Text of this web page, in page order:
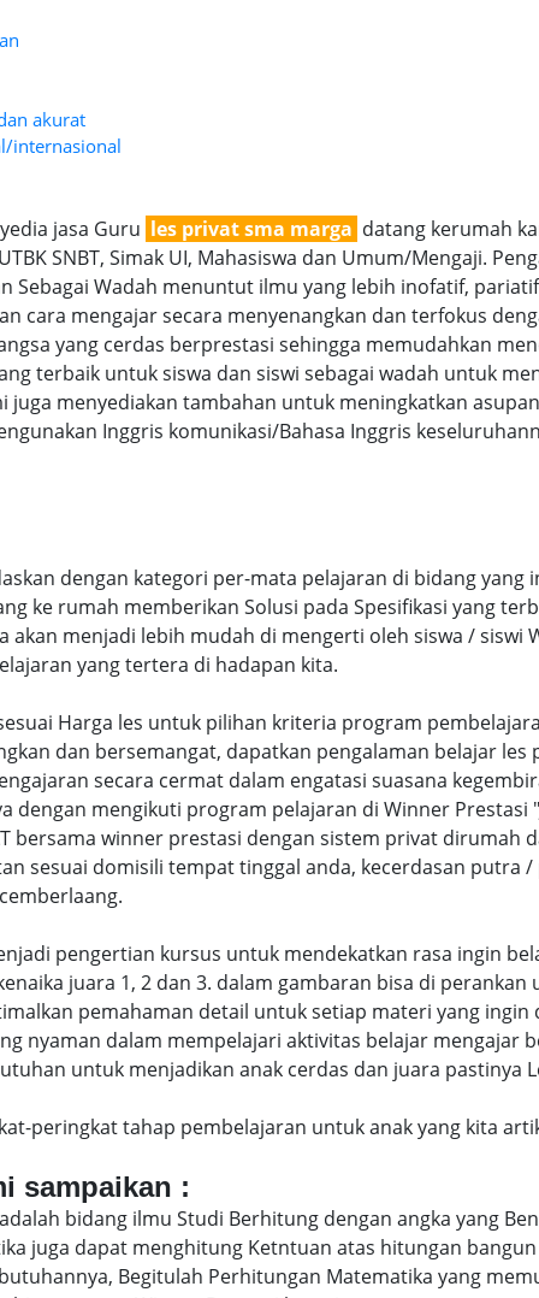
akurat
internasional
jasa Guru les privat sma marga datang kerumah
SNBT, Simak UI, Mahasiswa dan Umum/Mengaji.
Sebagai Wadah menuntut ilmu yang lebih inofatif,
cara mengajar secara menyenangkan dan terfokus
yang cerdas berprestasi sehingga memudahkan
terbaik untuk siswa dan siswi sebagai wadah untuk
juga menyediakan tambahan untuk meningkatkan
Inggris komunikasi/Bahasa Inggris
dengan kategori per-mata pelajaran di bidang
ke rumah memberikan Solusi pada Spesifikasi yang
akan menjadi lebih mudah di mengerti oleh siswa /
yang tertera di hadapan kita.
Harga les untuk pilihan kriteria program
dan bersemangat, dapatkan pengalaman belajar
secara cermat dalam engatasi suasana
dengan mengikuti program pelajaran di Winner Prestasi
bersama winner prestasi dengan sistem privat dirumah
sesuai domisili tempat tinggal anda, kecerdasan putra
pengertian kursus untuk mendekatkan rasa ingin
juara 1, 2 dan 3. dalam gambaran bisa di
pemahaman detail untuk setiap materi yang ingin
nyaman dalam mempelajari aktivitas belajar mengajar
untuk menjadikan anak cerdas dan juara pastinya
peringkat tahap pembelajaran untuk anak yang kita
sampaikan :
bidang ilmu Studi Berhitung dengan angka yang
juga dapat menghitung Ketntuan atas hitungan
Begitulah Perhitungan Matematika yang